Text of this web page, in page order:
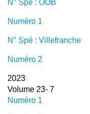
N° Spé : OOB
Numéro 1
N° Spé : Villefranche
Numéro 2
2023
Volume 23- 7
Numéro 1